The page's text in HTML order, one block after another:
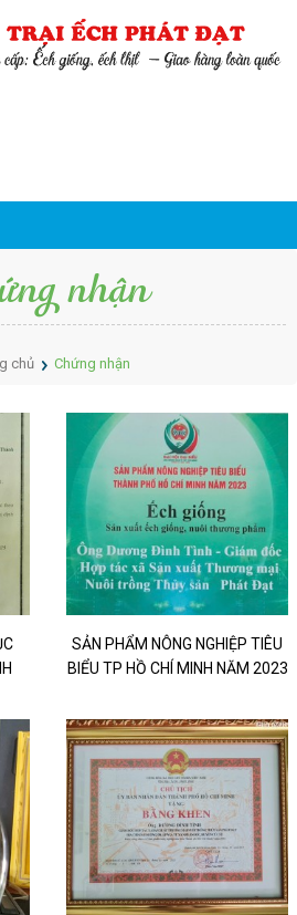
nhận
chủ Chứng nhận
SẢN PHẨM NÔNG NGHIỆP TIÊU
BIỂU TP HỒ CHÍ MINH NĂM 2023